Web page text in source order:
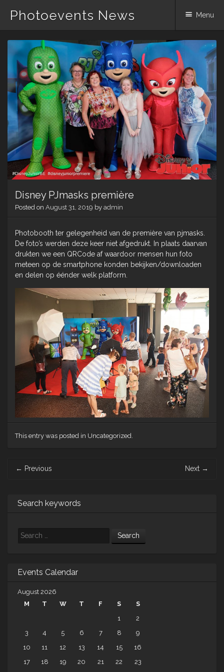
Photoevents News Menu
Skip
content
Disney PJmasks première
Posted on August 31, 2019 by admin
Photobooth ter gelegenheid van de première van pjmasks.
De foto’s werden deze keer niet afgedrukt. In plaats daarvan
drukten we een QRCode af waardoor mensen hun foto
meteen op de smartphone konden bekijken/downloaden
en delen op éénder welk platform.
This entry was posted in Uncategorized.
navigation
← Previous Next →
Search keywords
Search
Events Calendar
August 2026
M
T W T F S
S
1
2
3
4 5 6 7 8
9
10
11 12 13 14 15
16
17
18 19 20 21 22 23